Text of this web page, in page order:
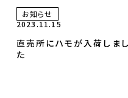
お知らせ
2023.11.15
直売所にハモが入荷しま
た